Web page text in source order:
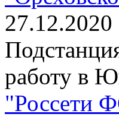
27.12.2020
работу в
"Россети